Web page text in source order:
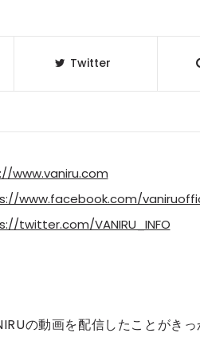
Twitter
www.vaniru.com
www.facebook.com/
twitter.com/VANIRU_INFO
の動画を配信したことがき